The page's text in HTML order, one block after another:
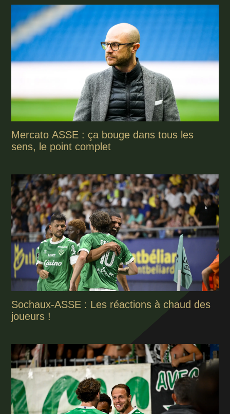
Mercato ASSE : ça bouge dans tous les
sens, le point complet
Sochaux-ASSE : Les réactions à chaud des
joueurs !